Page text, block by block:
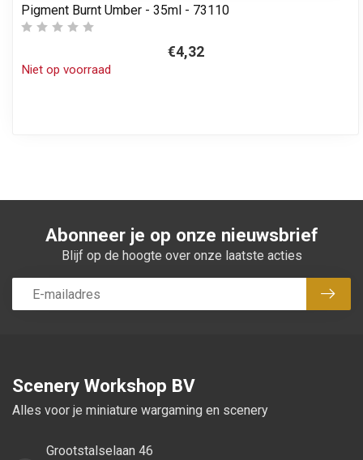
Pigment Burnt Umber - 35ml - 73110
€4,32
Niet op voorraad
Abonneer je op onze nieuwsbrief
Blijf op de hoogte over onze laatste acties
Scenery Workshop BV
Alles voor je miniature wargaming en scenery
Grootstalselaan 46